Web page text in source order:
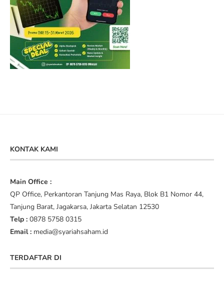
KONTAK KAMI
Main Office :
QP Office, Perkantoran Tanjung Mas Raya, Blok B1 Nomor 44,
Tanjung Barat, Jagakarsa, Jakarta Selatan 12530
Telp : 0878 5758 0315
Email : media@syariahsaham.id
TERDAFTAR DI